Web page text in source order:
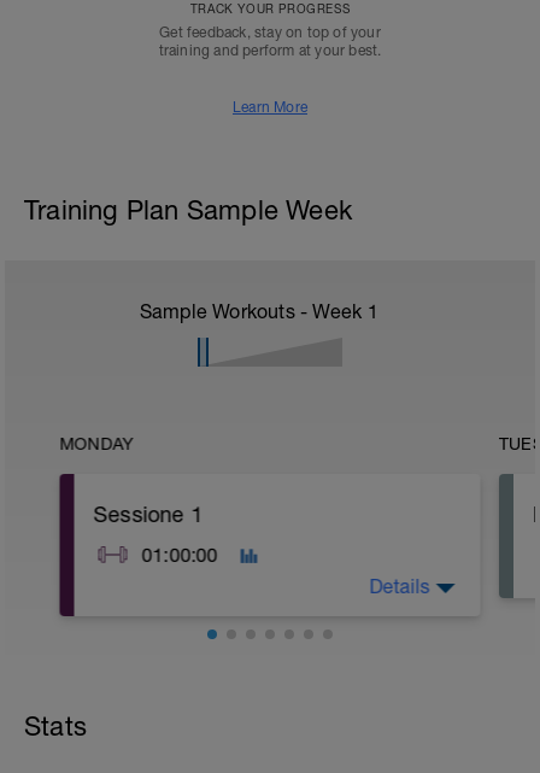
TRACK YOUR PROGRESS
Get feedback, stay on top of your
training and perform at your best.
Learn More
Training Plan Sample Week
Sample Workouts - Week 1
MONDAY
Sessione 1
01:00:00
Details
Stats